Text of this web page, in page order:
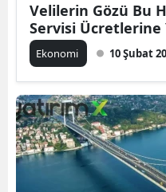
Velilerin Gözü Bu
Servisi Ücretlerine
Ekonomi 10 Şubat